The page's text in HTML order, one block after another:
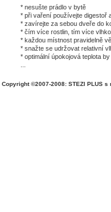
* nesušte prádlo v bytě
* při vaření používejte digestoř
* zavírejte za sebou dveře do
* čím více rostlin, tím více
* každou místnost pravidelně
* snažte se udržovat relativní
* optimální úpokojová teplota
Copyright ©2007-2008: STEZI PLUS s